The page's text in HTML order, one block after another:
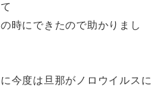
時にできたので助かりまし
今度は旦那がノロウイルスに